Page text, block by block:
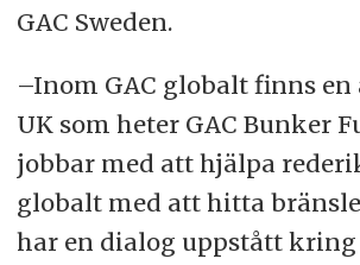
GAC Sweden.
–Inom GAC globalt finns
UK som heter GAC Bunker
jobbar med att hjälpa
globalt med att hitta
har en dialog uppstått kring